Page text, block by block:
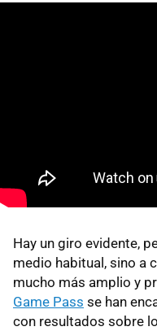
Hay un giro evidente,
medio habitual, sino a
mucho más amplio y
Game Pass se han
con resultados sobre